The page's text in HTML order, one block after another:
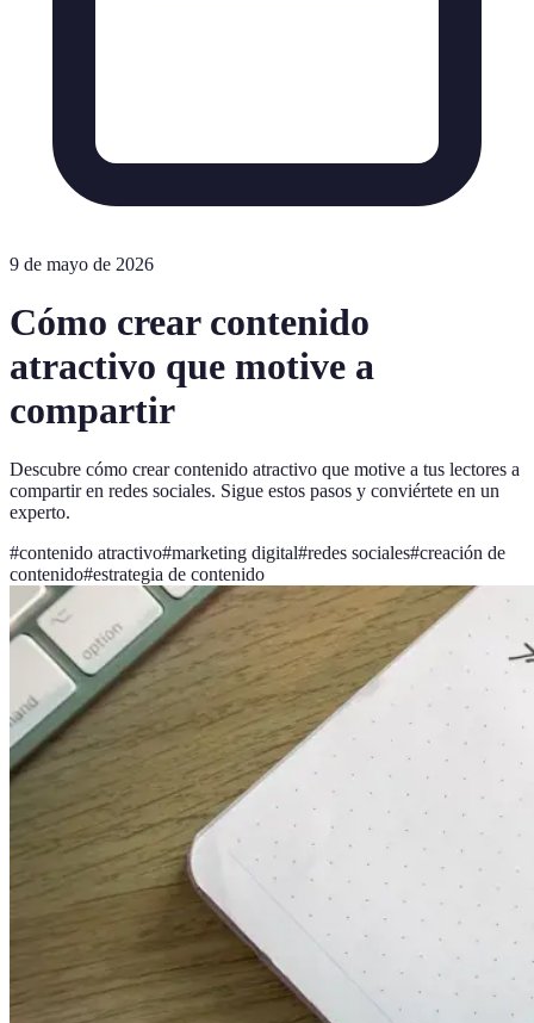
9 de mayo de 2026
Cómo crear contenido
atractivo que motive a
compartir
Descubre cómo crear contenido atractivo que motive a tus lectores a
compartir en redes sociales. Sigue estos pasos y conviértete en un
experto.
#contenido atractivo#marketing digital#redes sociales#creación de
contenido#estrategia de contenido